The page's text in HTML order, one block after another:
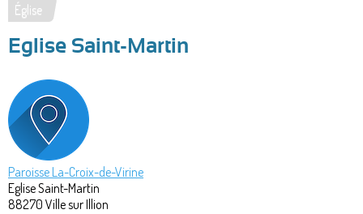
Vous
êtes
ici
Église
Eglise Saint-Martin
Paroisse La-Croix-de-Virine
Eglise Saint-Martin
88270 Ville sur Illion